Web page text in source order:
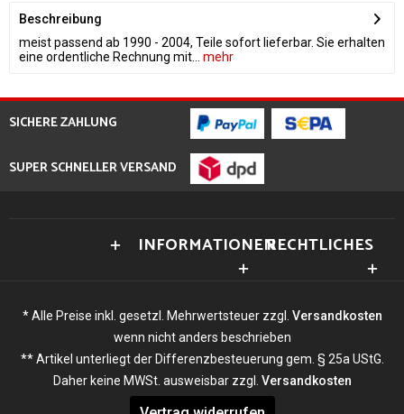
Beschreibung
meist passend ab 1990 - 2004, Teile sofort lieferbar. Sie erhalten
eine ordentliche Rechnung mit...
mehr
SICHERE ZAHLUNG
SUPER SCHNELLER VERSAND
INFORMATIONENRECHTLICHES
* Alle Preise inkl. gesetzl. Mehrwertsteuer zzgl. Versandkosten
wenn nicht anders beschrieben
** Artikel unterliegt der Differenzbesteuerung gem. § 25a UStG.
Daher keine MWSt. ausweisbar zzgl. Versandkosten